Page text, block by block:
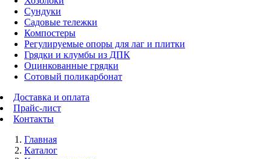
Сундуки
Садовые тележки
Компостеры
Регулируемые опоры для лаг и плитки
Грядки и клумбы из ДПК
Оцинкованные грядки
Сотовый поликарбонат
Доставка и оплата
Прайс-лист
Контакты
Главная
Каталог